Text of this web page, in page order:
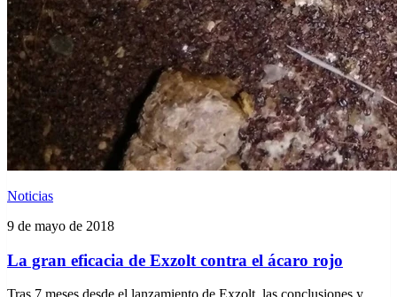
Noticias
9 de mayo de 2018
La gran eficacia de Exzolt contra el ácaro rojo